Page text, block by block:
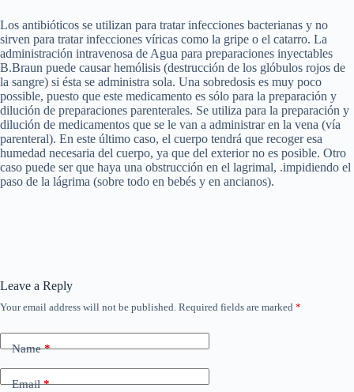
Los antibióticos se utilizan para tratar infecciones bacterianas y no
sirven para tratar infecciones víricas como la gripe o el catarro. La
administración intravenosa de Agua para preparaciones inyectables
B.Braun puede causar hemólisis (destrucción de los glóbulos rojos de
la sangre) si ésta se administra sola. Una sobredosis es muy poco
possible, puesto que este medicamento es sólo para la preparación y
dilución de preparaciones parenterales. Se utiliza para la preparación y
dilución de medicamentos que se le van a administrar en la vena (vía
parenteral). En este último caso, el cuerpo tendrá que recoger esa
humedad necesaria del cuerpo, ya que del exterior no es posible. Otro
caso puede ser que haya una obstrucción en el lagrimal, .impidiendo el
paso de la lágrima (sobre todo en bebés y en ancianos).
Leave a Reply
Your email address will not be published. Required fields are marked *
Name*
Email*